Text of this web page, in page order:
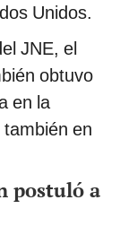
Unidos.
JNE, el
obtuvo
en la
en
postuló a